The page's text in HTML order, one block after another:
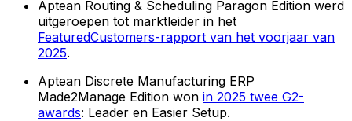
Aptean Routing & Scheduling Paragon Edition werd
uitgeroepen tot marktleider in het
FeaturedCustomers-rapport van het voorjaar van
2025.
Aptean Discrete Manufacturing ERP
Made2Manage Edition won in 2025 twee G2-
awards: Leader en Easier Setup.